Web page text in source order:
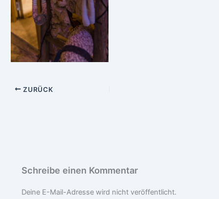
ZURÜCK
Schreibe einen Kommentar
Deine E-Mail-Adresse wird nicht veröffentlicht.